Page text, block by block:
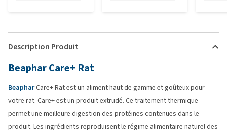
Description Produit
Beaphar Care+ Rat
BeapharCare+ Rat est un aliment haut de gamme et goûteux pour
votre rat. Care+ est un produit extrudé. Ce traitement thermique
permet une meilleure digestion des protéines contenues dans le
produit. Les ingrédients reproduisent le régime alimentaire naturel des